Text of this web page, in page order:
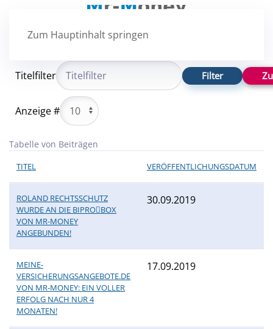
Zum Hauptinhalt springen
Titelfilter Filter
Anzeige #
Tabelle von Beiträgen
TITEL VERÖFFENTLICHUNGSDATUM
ROLAND RECHTSSCHUTZ
WURDE AN DIE BIPROBOX
VON MR-MONEY
ANGEBUNDEN!
30.09.2019
MEINE-
VERSICHERUNGSANGEBOTE.DE
VON MR-MONEY: EIN VOLLER
ERFOLG NACH NUR 4
MONATEN!
17.09.2019